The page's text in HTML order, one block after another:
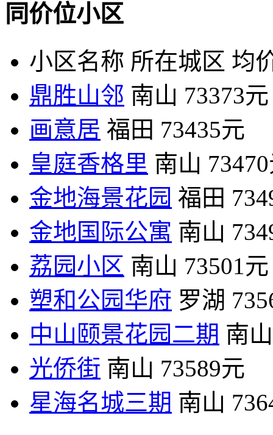
同价位小区
小区名称 所在城区 均
鼎胜山邻 南山 73373元
画意居 福田 73435元
皇庭香格里 南山
金地海景花园 福田
金地国际公寓 南山
荔园小区 南山 73501元
塑和公园华府 罗湖
中山颐景花园二期 南山
光侨街 南山 73589元
星海名城三期 南山